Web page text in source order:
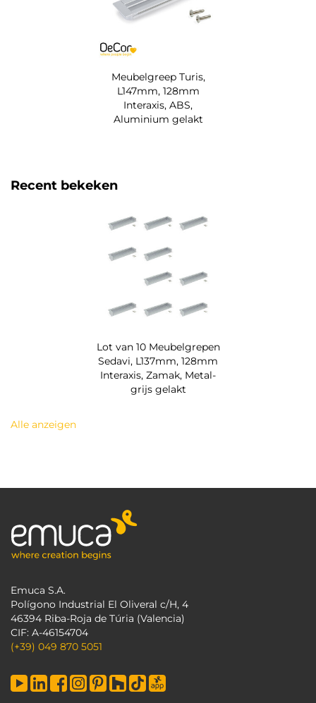
Meubelgreep Turis,
L147mm, 128mm
Interaxis, ABS,
Aluminium gelakt
Recent bekeken
Lot van 10 Meubelgrepen
Sedavi, L137mm, 128mm
Interaxis, Zamak, Metal-
grijs gelakt
Alle anzeigen
Emuca S.A.
Polígono Industrial El Oliveral c/H, 4
46394 Riba-Roja de Túria (Valencia)
CIF: A-46154704
(+39) 049 870 5051